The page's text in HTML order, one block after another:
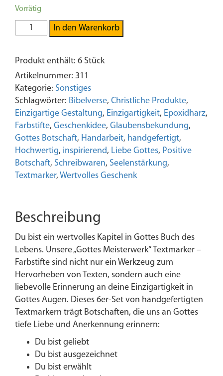
Vorrätig
Gottes
Meisterwerk
Textmarker
|
6er
Set
Pastellfarben
|
Highlighter
|
Bibelmarker
|
Christlich
|
Bibel
|
Biblejournal
Menge
In den Warenkorb
Produkt enthält: 6 Stück
Artikelnummer: 311
Kategorie: Sonstiges
Schlagwörter: Bibelverse, Christliche Produkte,
Einzigartige Gestaltung, Einzigartigkeit, Epoxidharz,
Farbstifte, Geschenkidee, Glaubensbekundung,
Gottes Botschaft, Handarbeit, handgefertigt,
Hochwertig, inspirierend, Liebe Gottes, Positive
Botschaft, Schreibwaren, Seelenstärkung,
Textmarker, Wertvolles Geschenk
Beschreibung
Du bist ein wertvolles Kapitel in Gottes Buch des
Lebens. Unsere „Gottes Meisterwerk“ Textmarker –
Farbstifte sind nicht nur ein Werkzeug zum
Hervorheben von Texten, sondern auch eine
liebevolle Erinnerung an deine Einzigartigkeit in
Gottes Augen. Dieses 6er-Set von handgefertigten
Textmarkern trägt Botschaften, die uns an Gottes
tiefe Liebe und Anerkennung erinnern:
Du bist geliebt
Du bist ausgezeichnet
Du bist erwählt